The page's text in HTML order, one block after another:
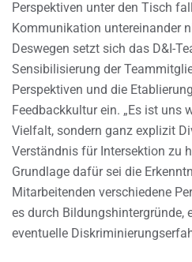
Perspektiven unter den Tisch
Kommunikation untereinander
Deswegen setzt sich das D&I-
Sensibilisierung der
Perspektiven und die
Feedbackkultur ein. „Es ist uns
Vielfalt, sondern ganz explizit
Verständnis für Intersektion zu
Grundlage dafür sei die
Mitarbeitenden verschiedene
es durch Bildungshintergründe,
eventuelle